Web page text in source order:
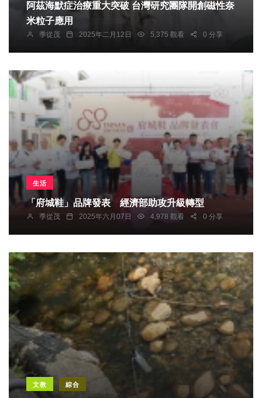
阿茲海默症治療重大突破 台灣研究團隊開創磁性奈
米粒子應用
季從茂 2025年二月12日 5,375 觀看 0 分享
生活
「府城鞋」品牌發表 經濟部助攻升級轉型
季從茂 2025年六月07日 4,978 觀看 0 分享
文教 綜合